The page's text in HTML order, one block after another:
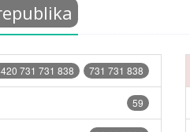
731 731 838
731 731 838
59